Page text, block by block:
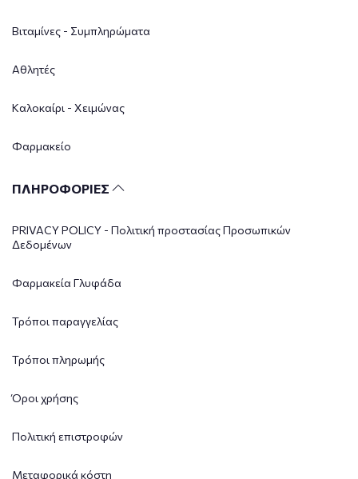
Βιταμίνες - Συμπληρώματα
Αθλητές
Καλοκαίρι - Χειμώνας
Φαρμακείο
ΠΛΗΡΟΦΟΡΙΕΣ
PRIVACY POLICY - Πολιτική προστασίας Προσωπικών
Δεδομένων
Φαρμακεία Γλυφάδα
Τρόποι παραγγελίας
Τρόποι πληρωμής
Όροι χρήσης
Πολιτική επιστροφών
Μεταφορικά κόστη